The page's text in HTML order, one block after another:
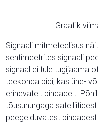
Graafik
Signaali mitmeteelisus
sentimeetrites signaali
signaal ei tule tugijaama
teekonda pidi, kas ühe-
erinevatelt pindadelt.
tõusunurgaga
peegelduvatest pindadest.